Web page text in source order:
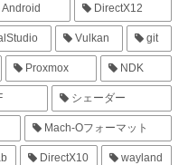
Android DirectX12
Vulkan git
Proxmox NDK
シェーダー
Mach-Oフォーマット
DirectX10 wayland